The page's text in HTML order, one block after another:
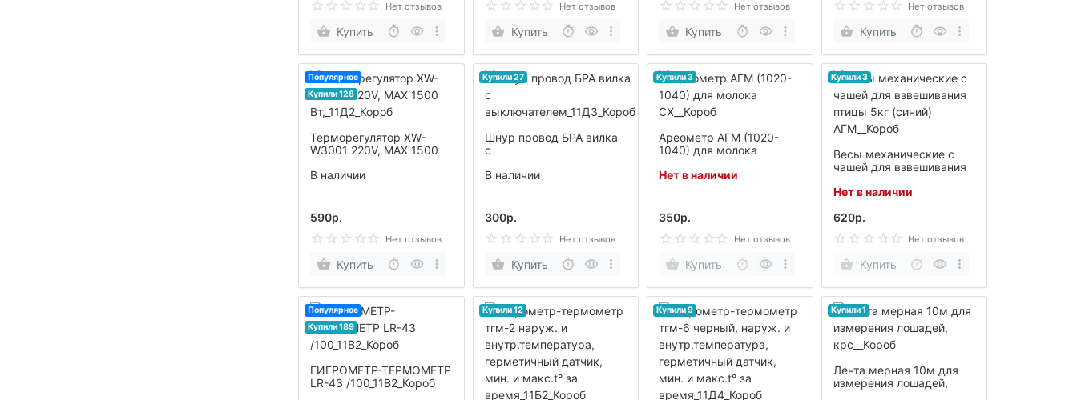
Нет отзывов
Купить
Нет отзывов
Купить
Нет отзывов
Купить
Нет отзывов
Купить
Популярное
Купили 128
Терморегулятор XW-
W3001 220V, MAX 1500
В наличии
590р.
Нет отзывов
Купить
Купили 27
Шнур провод БРА вилка
с
об
В наличии
300р.
Нет отзывов
Купить
Купили 3
Ареометр АГМ (1020-
1040) для молока
Нет в наличии
350р.
Нет отзывов
Купить
Купили 3
Весы механические с
чашей для взвешивания
АГМ__Короб
Нет в наличии
620р.
Нет отзывов
Купить
Популярное
Купили 189
ГИГРОМЕТР-ТЕРМОМЕТР
LR-43 /100_11В2_Короб
Купили 12 Купили 9 Купили 1
Лента мерная 10м для
измерения лошадей,